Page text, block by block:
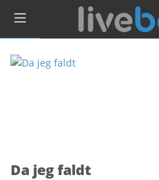
Da jeg faldt